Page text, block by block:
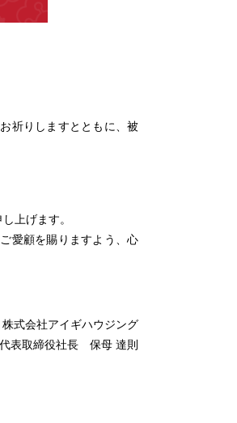
祈りしますとともに、被
上げます。
愛顧を賜りますよう、心
株式会社アイギハウジング
代表取締役社長 保母 達則